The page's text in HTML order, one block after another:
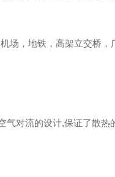
场，地铁，高架立交桥
气对流的设计,保证了散热